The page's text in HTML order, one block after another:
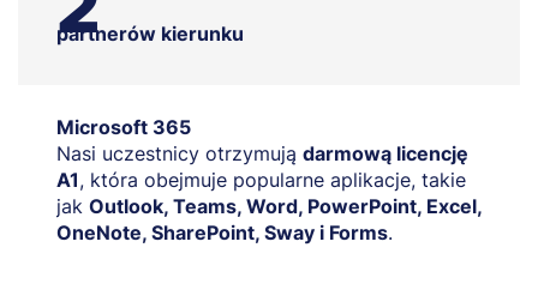
partnerów kierunku
Microsoft 365
Nasi uczestnicy otrzymują darmową licencję
A1, która obejmuje popularne aplikacje, takie
jak Outlook, Teams, Word, PowerPoint, Excel,
OneNote, SharePoint, Sway i Forms.